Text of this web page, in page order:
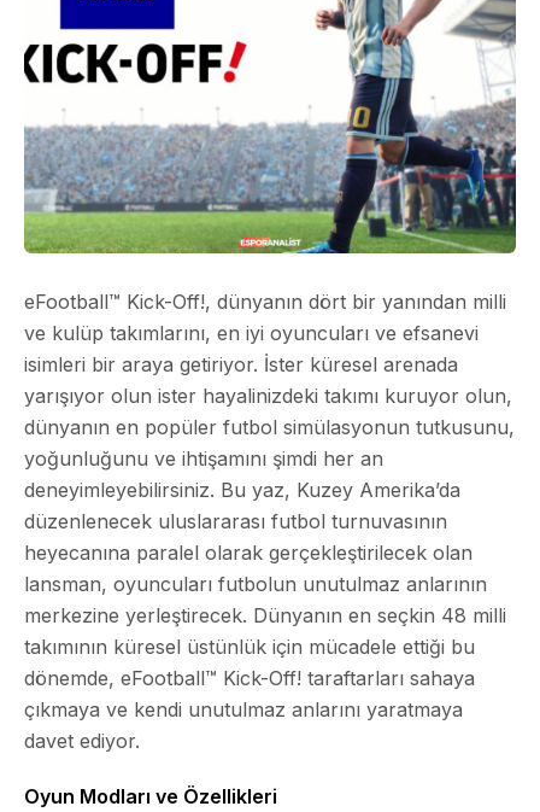
eFootball™ Kick-Off!, dünyanın dört bir yanından milli
ve kulüp takımlarını, en iyi oyuncuları ve efsanevi
isimleri bir araya getiriyor. İster küresel arenada
yarışıyor olun ister hayalinizdeki takımı kuruyor olun,
dünyanın en popüler futbol simülasyonun tutkusunu,
yoğunluğunu ve ihtişamını şimdi her an
deneyimleyebilirsiniz. Bu yaz, Kuzey Amerika’da
düzenlenecek uluslararası futbol turnuvasının
heyecanına paralel olarak gerçekleştirilecek olan
lansman, oyuncuları futbolun unutulmaz anlarının
merkezine yerleştirecek. Dünyanın en seçkin 48 milli
takımının küresel üstünlük için mücadele ettiği bu
dönemde, eFootball™ Kick-Off! taraftarları sahaya
çıkmaya ve kendi unutulmaz anlarını yaratmaya
davet ediyor.
Oyun Modları ve Özellikleri